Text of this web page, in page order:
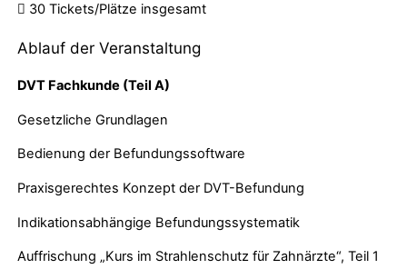
30 Tickets/Plätze insgesamt
Ablauf der Veranstaltung
DVT Fachkunde (Teil A)
Gesetzliche Grundlagen
Bedienung der Befundungssoftware
Praxisgerechtes Konzept der DVT-Befundung
Indikationsabhängige Befundungssystematik
Auffrischung „Kurs im Strahlenschutz für Zahnärzte“, Teil 1